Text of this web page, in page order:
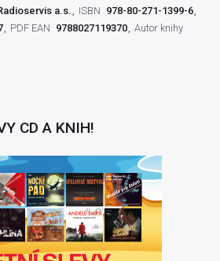
a.s. ISBN 978-80-271-1399-6
PDF EAN 9788027119370 Autor knihy
CD A KNIH!